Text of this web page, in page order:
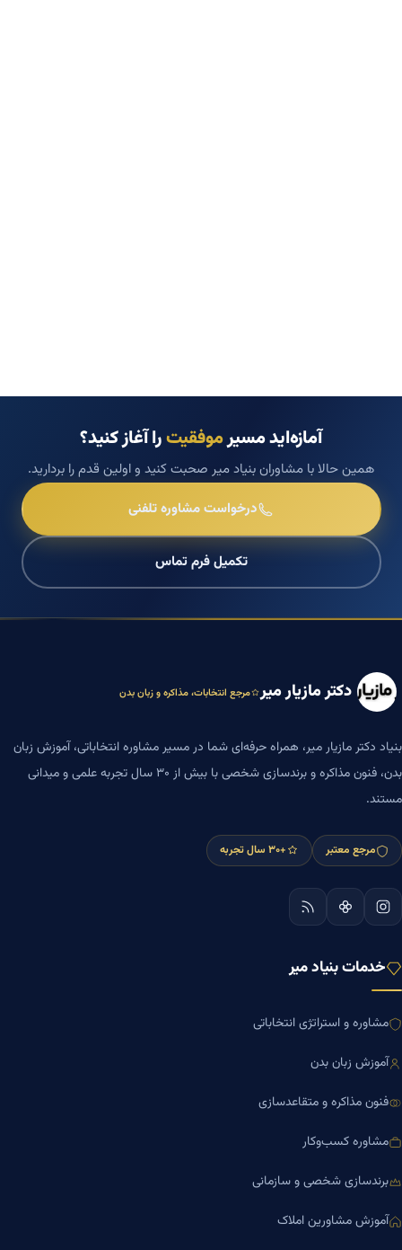
آمازه‌اید مسیرموفقیترا آغاز کنید؟
همین حالا با مشاوران بنیاد میر صحبت کنید و اولین قدم را بردارید.
درخواست مشاوره تلفنی
تکمیل فرم تماس
دکتر مازیار میر مرجع انتخابات، مذاکره و زبان بدن
بنیاد دکتر مازیار میر، همراه حرفه‌ای شما در مسیر مشاوره انتخاباتی، آموزش زبان
بدن، فنون مذاکره و برندسازی شخصی با بیش از ۳۰ سال تجربه علمی و میدانی
مستند.
مرجع معتبر +۳۰ سال تجربه
خدمات بنیاد میر
مشاوره و استراتژی انتخاباتی
آموزش زبان بدن
فنون مذاکره و متقاعدسازی
مشاوره کسب‌وکار
برندسازی شخصی و سازمانی
آموزش مشاورین املاک